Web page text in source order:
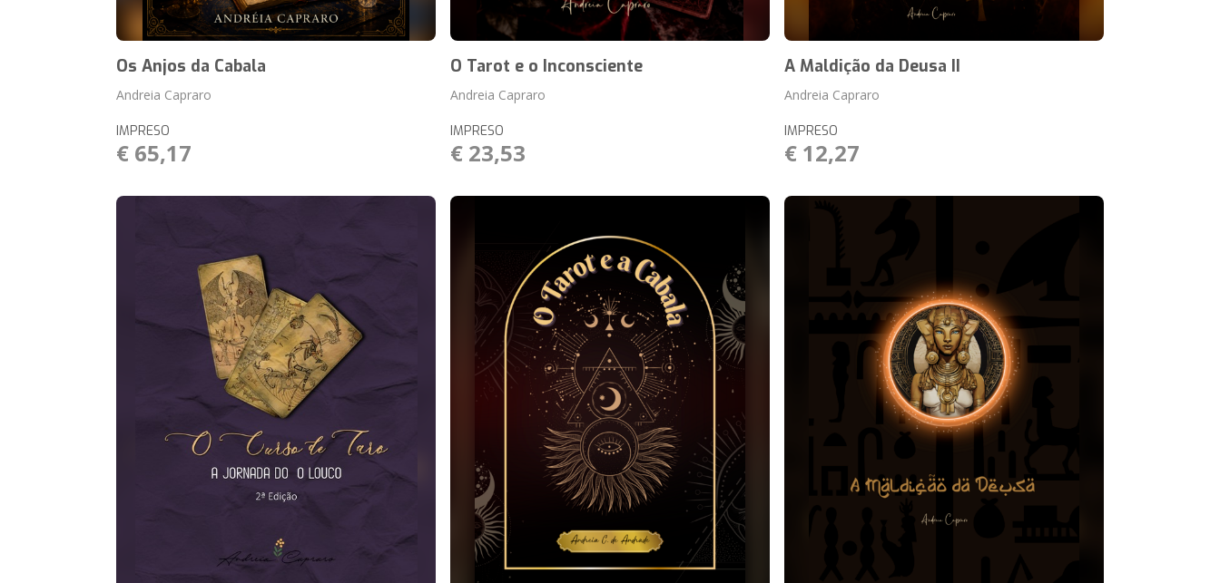
Os Anjos da Cabala
Andreia Capraro
IMPRESO
€ 65,17
O Tarot e o Inconsciente
Andreia Capraro
IMPRESO
€ 23,53
A Maldição da Deusa II
Andreia Capraro
IMPRESO
€ 12,27